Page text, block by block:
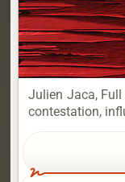
Julien Jaca, Full
contestation,